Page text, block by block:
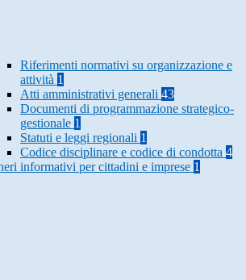
Riferimenti normativi su organizzazione e
attività 1
Atti amministrativi generali 43
Documenti di programmazione strategico-
gestionale 1
Statuti e leggi regionali 1
Codice disciplinare e codice di condotta 4
informativi per cittadini e imprese 1